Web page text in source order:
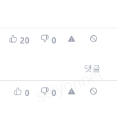
20 0
댓글
0 0